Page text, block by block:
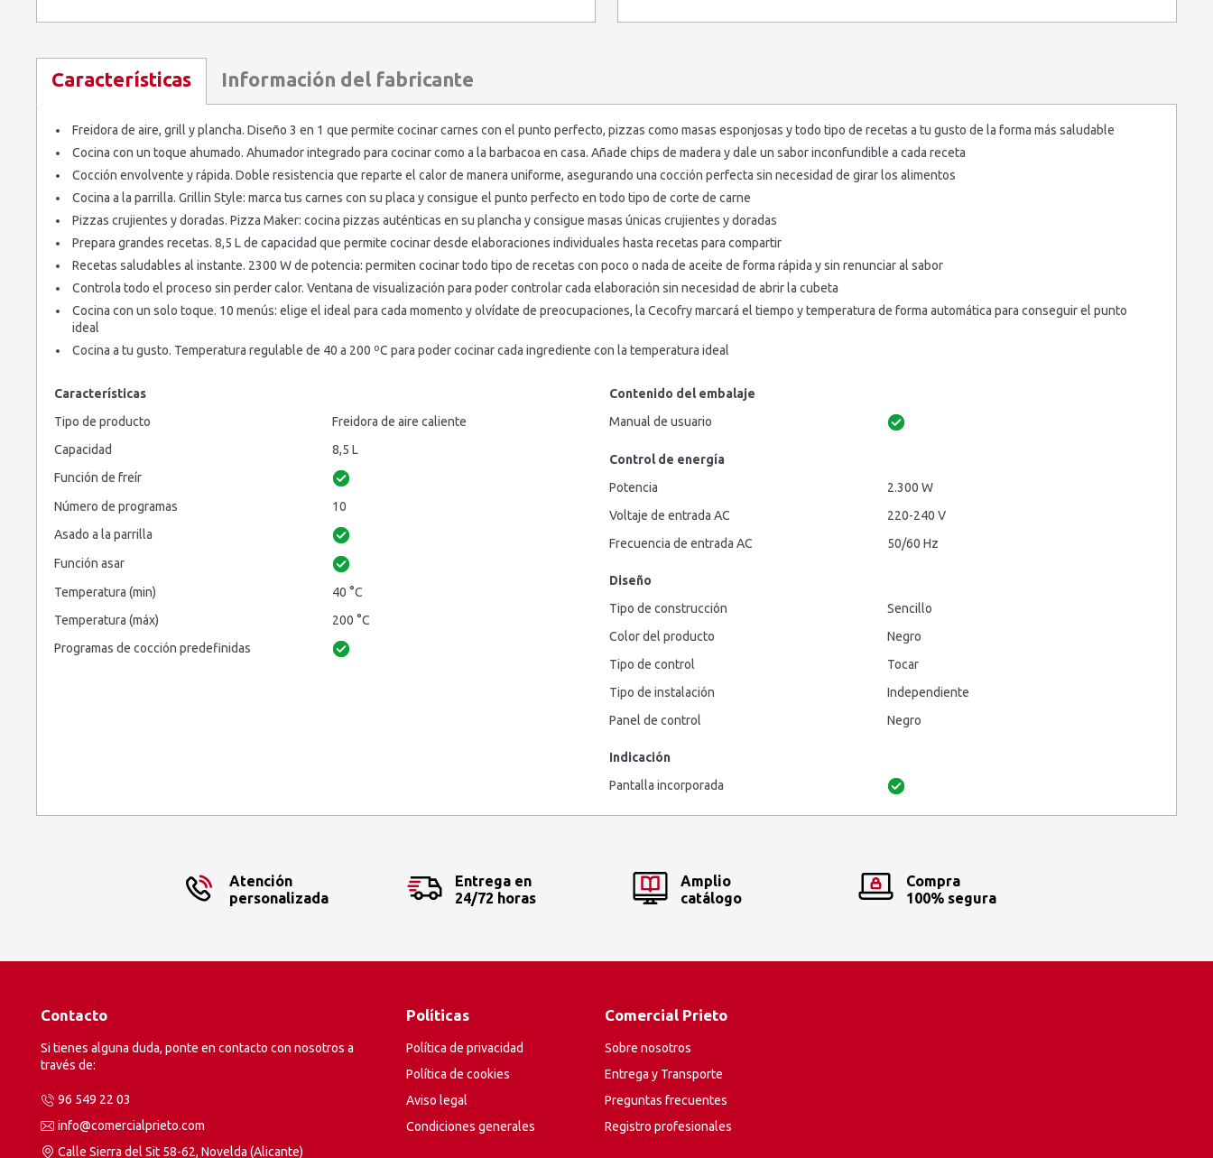
Características Información del fabricante
Freidora de aire, grill y plancha. Diseño 3 en 1 que permite cocinar carnes con el punto perfecto, pizzas como masas esponjosas y todo tipo de recetas a tu gusto de la forma más saludable
Cocina con un toque ahumado. Ahumador integrado para cocinar como a la barbacoa en casa. Añade chips de madera y dale un sabor inconfundible a cada receta
Cocción envolvente y rápida. Doble resistencia que reparte el calor de manera uniforme, asegurando una cocción perfecta sin necesidad de girar los alimentos
Cocina a la parrilla. Grillin Style: marca tus carnes con su placa y consigue el punto perfecto en todo tipo de corte de carne
Pizzas crujientes y doradas. Pizza Maker: cocina pizzas auténticas en su plancha y consigue masas únicas crujientes y doradas
Prepara grandes recetas. 8,5 L de capacidad que permite cocinar desde elaboraciones individuales hasta recetas para compartir
Recetas saludables al instante. 2300 W de potencia: permiten cocinar todo tipo de recetas con poco o nada de aceite de forma rápida y sin renunciar al sabor
Controla todo el proceso sin perder calor. Ventana de visualización para poder controlar cada elaboración sin necesidad de abrir la cubeta
Cocina con un solo toque. 10 menús: elige el ideal para cada momento y olvídate de preocupaciones, la Cecofry marcará el tiempo y temperatura de forma automática para conseguir el punto
ideal
Cocina a tu gusto. Temperatura regulable de 40 a 200 ºC para poder cocinar cada ingrediente con la temperatura ideal
Características
Tipo de producto
Freidora de aire caliente
Capacidad
8,5 L
Función de freír
Número de programas
10
Asado a la parrilla
Función asar
Temperatura (min)
40 °C
Temperatura (máx)
200 °C
Programas de cocción predefinidas
Contenido del embalaje
Manual de usuario
Control de energía
Potencia
2.300 W
Voltaje de entrada AC
220-240 V
Frecuencia de entrada AC
50/60 Hz
Diseño
Tipo de construcción
Sencillo
Color del producto
Negro
Tipo de control
Tocar
Tipo de instalación
Independiente
Panel de control
Negro
Indicación
Pantalla incorporada
Atención
personalizada
Entrega en
24/72 horas
Amplio
catálogo
Compra
100% segura
Contacto
Si tienes alguna duda, ponte en contacto con nosotros a
través de:
96 549 22 03
info@comercialprieto.com
Calle Sierra del Sit 58-62, Novelda (Alicante)
Políticas
Política de privacidad
Política de cookies
Aviso legal
Condiciones generales
Comercial Prieto
Sobre nosotros
Entrega y Transporte
Preguntas frecuentes
Registro profesionales